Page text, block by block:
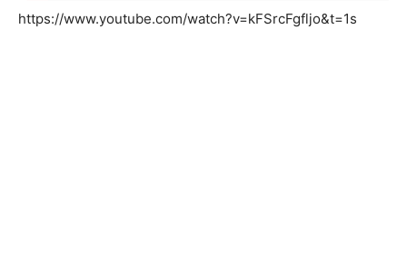
https://www.youtube.com/watch?v=kFSrcFgfljo&t=1s